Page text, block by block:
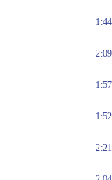
1:44
2:09
1:57
1:52
2:21